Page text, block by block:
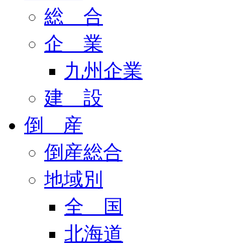
総 合
企 業
九州企業
建 設
倒 産
倒産総合
地域別
全 国
北海道